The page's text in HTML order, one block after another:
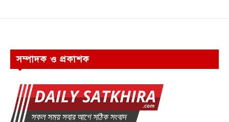
সম্পাদক ও প্রকাশক